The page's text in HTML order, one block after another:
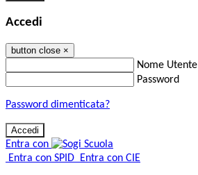
Accedi
button close ×
Nome Utente
Password
Password dimenticata?
Entra con
Entra con SPID Entra con CIE